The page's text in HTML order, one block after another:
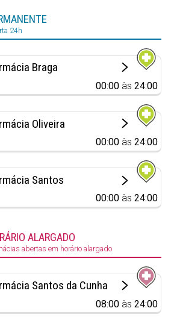
×
24h
Braga
00:00 às24:00
Oliveira
00:00 às24:00
Santos
00:00 às24:00
ALARGADO
abertas em horário alargado
Santos da Cunha
08:00 às24:00